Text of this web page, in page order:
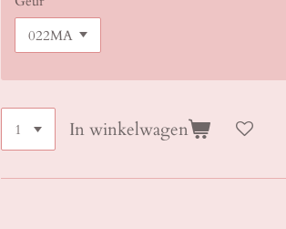
In winkelwagen